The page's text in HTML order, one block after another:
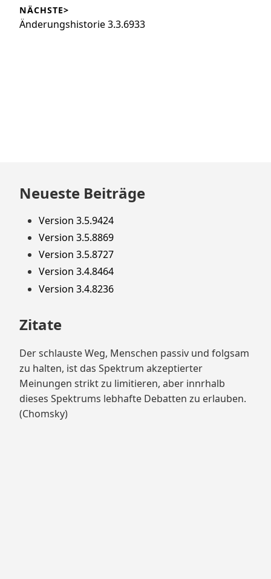
NÄCHSTE>
Nächster
Änderungshistorie 3.3.6933
Zum
springen
Neueste Beiträge
Version 3.5.9424
Version 3.5.8869
Version 3.5.8727
Version 3.4.8464
Version 3.4.8236
Zitate
Der schlauste Weg, Menschen passiv und folgsam
zu halten, ist das Spektrum akzeptierter
Meinungen strikt zu limitieren, aber innrhalb
dieses Spektrums lebhafte Debatten zu erlauben.
(Chomsky)